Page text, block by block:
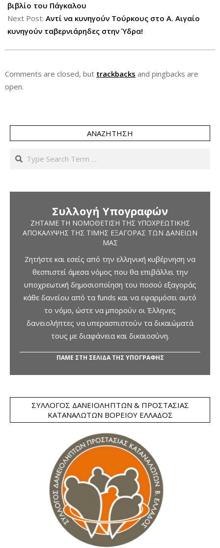
18
βιβλίο του Πάγκαλου
Next Post: Αντί να κυνηγούν Τούρκους στο Α. Αιγαίο
κυνηγούν ταβερνιάρηδες στην Ύδρα!
Comments are closed, but trackbacks and pingbacks are
open.
ΑΝΑΖΉΤΗΣΗ
Search
Συλλογή Υπογραφών
ΖΗΤΆΜΕ ΤΗ ΝΟΜΟΘΈΤΙΣΗ ΤΗΣ ΥΠΟΧΡΕΩΤΙΚΉΣ
ΑΠΟΚΆΛΥΨΗΣ ΤΗΣ ΤΙΜΉΣ ΕΞΑΓΟΡΆΣ ΤΩΝ ΔΑΝΕΊΩΝ
ΜΑΣ
Ζητήστε και εσείς από την ελληνική κυβέρνηση να
θεσπιστεί άμεσα νόμος που θα επιβάλλει την
υποχρεωτική δημοσιοποίηση του ποσού εξαγοράς
κάθε δανείου από τα funds και να εφαρμόσει αυτό
το νόμο, ώστε να μπορούν οι Έλληνες
δανειολήπτες να υπερασπιστούν τα δικαιώματά
τους με διαφάνεια και δικαιοσύνη.
ΠΑΜΕ ΣΤΗ ΣΕΛΙΔΑ ΤΗΣ ΥΠΟΓΡΑΦΗΣ
ΣΎΛΛΟΓΟΣ ΔΑΝΕΙΟΛΗΠΤΏΝ & ΠΡΟΣΤΑΣΊΑΣ
ΚΑΤΑΝΑΛΩΤΏΝ ΒΟΡΕΊΟΥ ΕΛΛΆΔΟΣ